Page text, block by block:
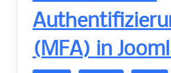
(MFA) in